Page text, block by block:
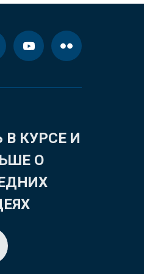
В КУРСЕ И
О